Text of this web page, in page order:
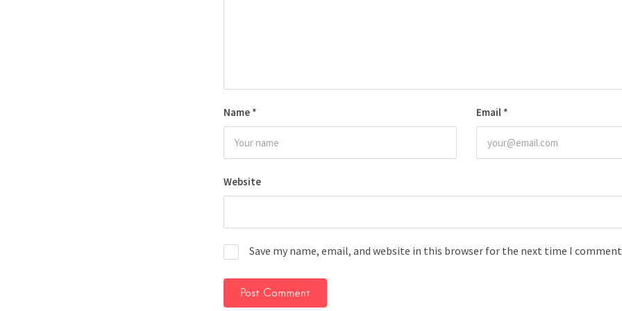
Name * Email *
Website
Save my name, email, and website in this browser for the next time I